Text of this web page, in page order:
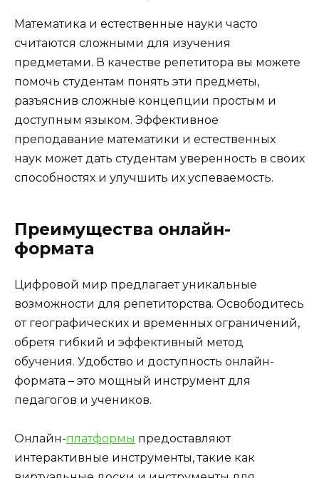
Математика и естественные науки часто
считаются сложными для изучения
предметами. В качестве репетитора вы можете
помочь студентам понять эти предметы,
разъяснив сложные концепции простым и
доступным языком. Эффективное
преподавание математики и естественных
наук может дать студентам уверенность в своих
способностях и улучшить их успеваемость.
Преимущества онлайн-
формата
Цифровой мир предлагает уникальные
возможности для репетиторства. Освободитесь
от географических и временных ограничений,
обретя гибкий и эффективный метод
обучения. Удобство и доступность онлайн-
формата – это мощный инструмент для
педагогов и учеников.
Онлайн-платформы предоставляют
интерактивные инструменты, такие как